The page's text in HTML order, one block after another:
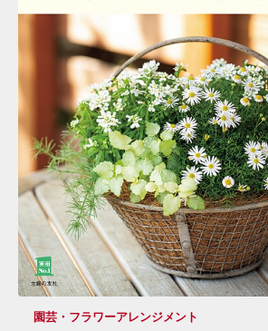
園芸・フラワーアレンジメント